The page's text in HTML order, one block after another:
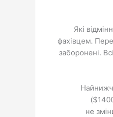
Які
фахівцем.
заборонені.
не